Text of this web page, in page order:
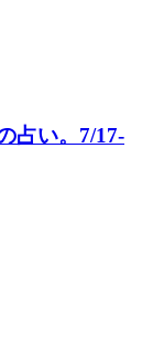
占い。7/17-